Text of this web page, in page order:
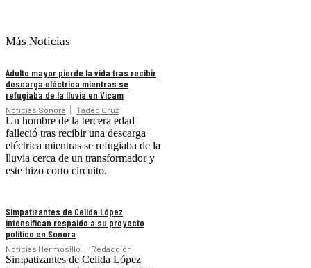
Más Noticias
Adulto mayor pierde la vida tras recibir
descarga eléctrica mientras se
refugiaba de la lluvia en Vicam
Noticias Sonora Tadeo Cruz
Un hombre de la tercera edad
falleció tras recibir una descarga
eléctrica mientras se refugiaba de la
lluvia cerca de un transformador y
este hizo corto circuito.
Simpatizantes de Celida López
intensifican respaldo a su proyecto
político en Sonora
Noticias Hermosillo Redacción
Simpatizantes de Celida López